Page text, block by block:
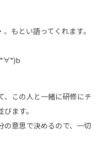
もとい語ってくれます。
、この人と一緒に研修にチ
ます。
の意思で決めるので、一切